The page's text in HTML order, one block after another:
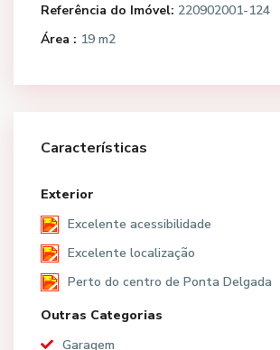
Referência do Imóvel: 220902001-124
Área : 19 m2
Características
Exterior
Excelente acessibilidade
Excelente localização
Perto do centro de Ponta Delgada
Outras Categorias
Garagem